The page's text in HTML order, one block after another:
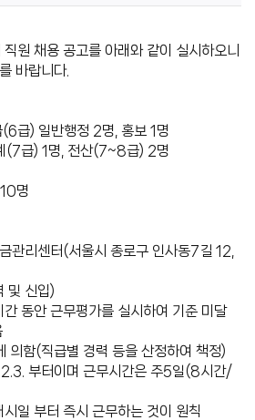
원 채용 공고를 아래와 같이 실시하오니
바랍니다.
급) 일반행정 2명, 홍보 1명
1명, 전산(7~8급) 2명
명
관리센터(서울시 종로구 인사동7길 12,
및 신입)
동안 근무평가를 실시하여 기준 미달
의함(직급별 경력 등을 산정하여 책정)
부터이며 근무시간은 주5일(8시간/
일 부터 즉시 근무하는 것이 원칙